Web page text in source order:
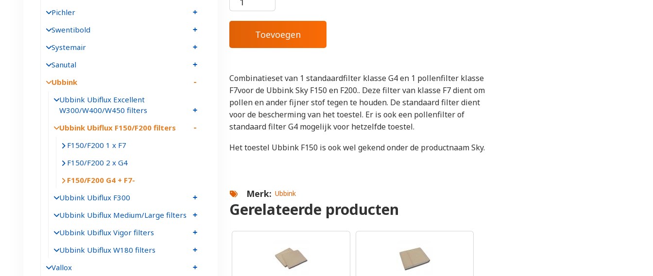
Combinatieset van 1 standaardfilter klasse G4 en 1 pollenfilter klasse
F7voor de Ubbink Sky F150 en F200.. Deze filter van klasse F7 dient om
pollen en ander fijner stof tegen te houden. De standaard filter dient
voor de bescherming van het toestel. Er is ook een pollenfilter of
standaard filter G4 mogelijk voor hetzelfde toestel.
Het toestel Ubbink F150 is ook wel gekend onder de productnaam Sky.
Merk Ubbink
Gerelateerde producten
Pichler
Swentibold
Systemair
Sanutal
Ubbink
Ubbink Ubiflux Excellent
W300/W400/W450 filters
Ubbink Ubiflux F150/F200 filters
F150/F200 1 x F7
F150/F200 2 x G4
F150/F200 G4 + F7
Ubbink Ubiflux F300
Ubbink Ubiflux Medium/Large filters
Ubbink Ubiflux Vigor filters
Ubbink Ubiflux W180 filters
Vallox